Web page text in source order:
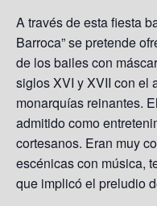
A través de esta fiesta
Barroca” se pretende
de los bailes con
siglos XVI y XVII con el
monarquías reinantes.
admitido como
cortesanos. Eran muy
escénicas con música,
que implicó el preludio